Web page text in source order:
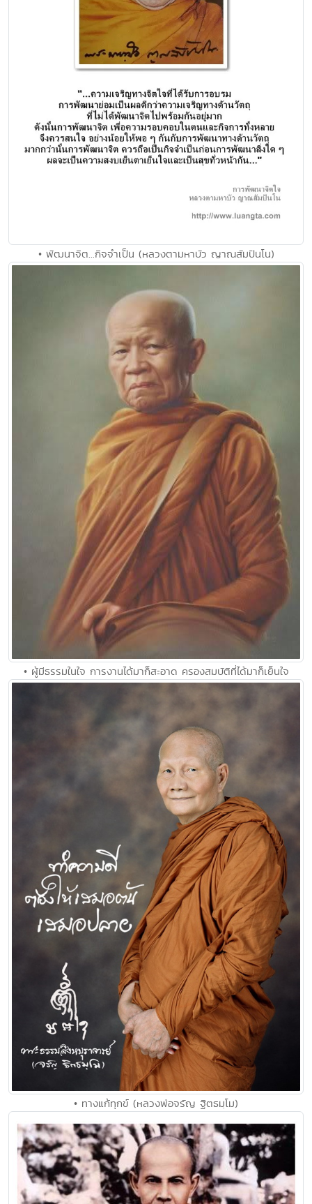
• พัฒนาจิต...กิจจำเป็น (หลวงตามหาบัว ญาณสัมปันโน)
• ผู้มีธรรมในใจ การงานได้มาก็สะอาด ครองสมบัติที่ได้มาก็เย็นใจ
• ทางแก้ทุกข์ (หลวงพ่อจรัญ ฐิตธมฺโม)